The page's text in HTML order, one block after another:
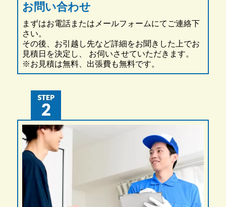
お問い合わせ
まずはお電話またはメールフォームにてご連絡下
さい。
その後、お引越し先など詳細をお聞きした上でお
見積日を決定し、 お伺いさせていただきます。
※お見積は無料、出張費も無料です。